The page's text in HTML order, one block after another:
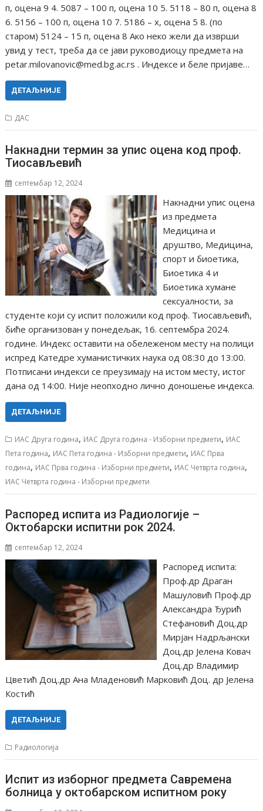
п, оцена 9 4. 5087 – 100 п, оцена 10 5. 5118 – 80 п, оцена 8
6. 5156 – 100 п, оцена 10 7. 5186 – x, оцена 5 8. (по
старом) 5124 – 15 п, оцена 8 Ако неко жели да изврши
увид у тест, треба да се јави руководиоцу предмета на
petar.milovanovic@med.bg.ac.rs . Индексе и беле пријаве…
ДЕТАЉНИЈЕ
ДАС
Накнадни термин за упис оцена код проф.
Тиосављевић
септембар 12, 2024
Накнадни упис оцена
из предмета
Медицина и
друштво, Медицина,
спорт и биоетика,
Биоетика 4 и
Биоетика хумане
сексуалности, за
студенте који су испит положили код проф. Тиосављевић,
биће организован у понедељак, 16. септембра 2024.
године. Индекс оставити на обележеном месту на полици
испред Катедре хуманистичких наука од 08:30 до 13:00.
Потписани индекси се преузимају на истом месту, истог
дана од 14:00. Није неопходно лично доношење индекса.
ДЕТАЉНИЈЕ
ИАС Друга година, ИАС Друга година - Изборни предмети, ИАС
Пета година, ИАС Пета година - Изборни предмети, ИАС Прва
година, ИАС Прва година - Изборни предмети, ИАС Четврта година,
ИАС Четврта година - Изборни предмети
Распоред испита из Радиологије –
Октобарски испитни рок 2024.
септембар 12, 2024
Распоред испита:
Проф.др Драган
Машуловић Проф.др
Александра Ђурић
Стефановић Доц.др
Мирјан Надрљански
Доц.др Јелена Ковач
Доц.др Владимир
Цветић Доц.др Ана Младеновић Марковић Доц. др Јелена
Костић
ДЕТАЉНИЈЕ
Радиологија
Испит из изборног предмета Савремена
болница у октобарском испитном року